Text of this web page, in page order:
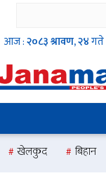
आज :२०८३ श्रावण, २४गते
खेलकुद
बिहान